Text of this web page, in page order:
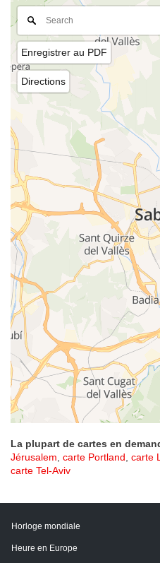
Enregistrer au PDF
Directions
La plupart de cartes en
Jérusalem, carte Portland, carte
carte Tel-Aviv
Horloge mondiale
Heure en Europe